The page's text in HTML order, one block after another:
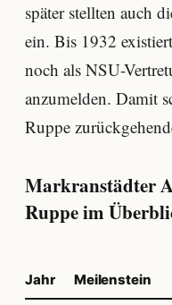
später stellten auch
ein. Bis 1932
noch als NSU-
anzumelden. Damit
Ruppe
Markranstädter
Ruppe im
Jahr Meilenstein